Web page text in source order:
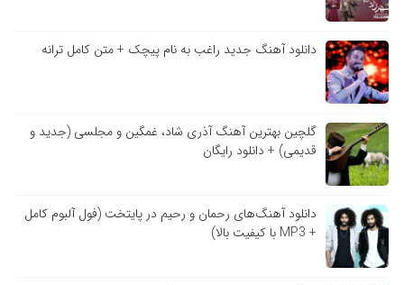
دانلود آهنگ جدید راغب به نام پیچک + متن کامل ترانه
گلچین بهترین آهنگ آذری شاد، غمگین و مجلسی (جدید و
قدیمی) + دانلود رایگان
دانلود آهنگ‌های رحمان و رحیم در پایتخت (فول آلبوم کامل
+ MP3 با کیفیت بالا)